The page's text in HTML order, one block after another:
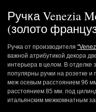
Ручка Venezia
(золото
Ручка от производителя
важной атрибутикой декора
интерьера в целом. В отделке
популярны ручки на розетке и
меж осевым расстоянием 96
расстоянием 85 мм. под
итальянским межкомнатным